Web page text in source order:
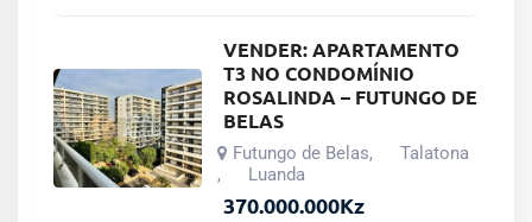
VENDER: APARTAMENTO
T3 NO CONDOMÍNIO
ROSALINDA – FUTUNGO DE
BELAS
Futungo de Belas, Talatona
, Luanda
370.000.000Kz